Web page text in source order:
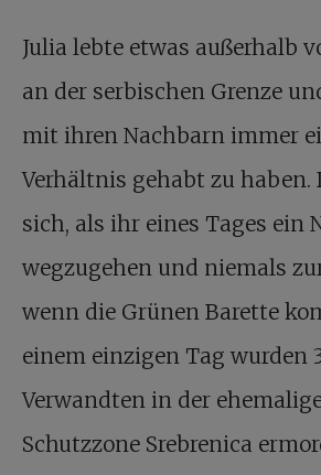
Julia lebte etwas außerhalb
an der serbischen Grenze
mit ihren Nachbarn immer
Verhältnis gehabt zu haben.
sich, als ihr eines Tages ein
wegzugehen und niemals
wenn die Grünen Barette
einem einzigen Tag wurden
Verwandten in der
Schutzzone Srebrenica